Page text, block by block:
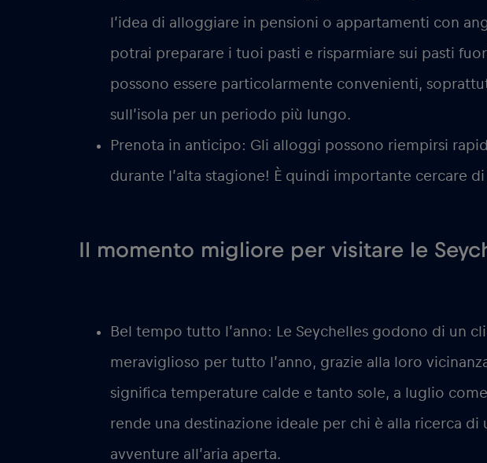
l’idea di alloggiare in pensioni o appartamenti con
potrai preparare i tuoi pasti e risparmiare sui pasti
possono essere particolarmente convenienti,
sull’isola per un periodo più lungo.
Prenota in anticipo: Gli alloggi possono riempirsi
durante l’alta stagione! È quindi importante cercare
Il momento migliore per visitare le
Bel tempo tutto l’anno: Le Seychelles godono di un
meraviglioso per tutto l’anno, grazie alla loro
significa temperature calde e tanto sole, a luglio
rende una destinazione ideale per chi è alla ricerca di
avventure all’aria aperta.